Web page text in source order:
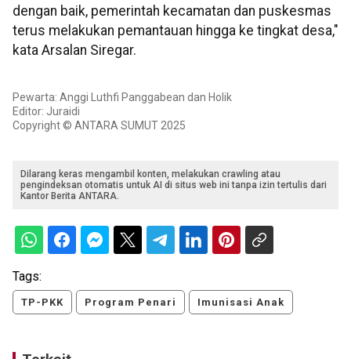
dengan baik, pemerintah kecamatan dan puskesmas
terus melakukan pemantauan hingga ke tingkat desa,"
kata Arsalan Siregar.
Pewarta: Anggi Luthfi Panggabean dan Holik
Editor: Juraidi
Copyright © ANTARA SUMUT 2025
Dilarang keras mengambil konten, melakukan crawling atau
pengindeksan otomatis untuk AI di situs web ini tanpa izin tertulis dari
Kantor Berita ANTARA.
Tags:
TP-PKK Program Penari Imunisasi Anak